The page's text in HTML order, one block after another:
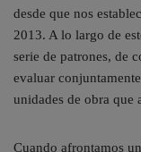
desde que nos
2013. A lo largo de
serie de patrones, de
evaluar
unidades de obra que
Cuando afrontamos